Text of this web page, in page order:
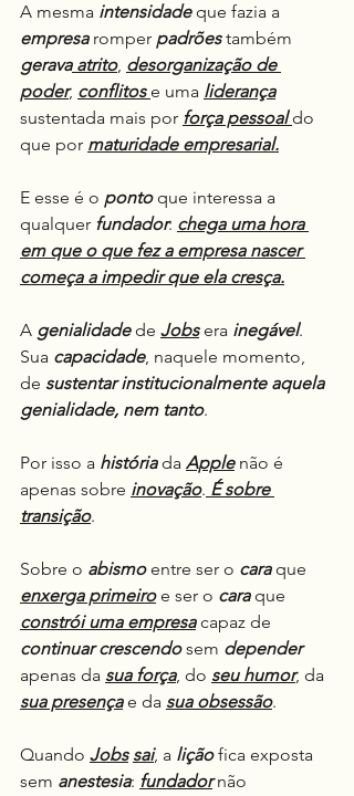
A mesma intensidade que fazia a
empresa romper padrões também
gerava atrito, desorganização de
poder, conflitos e uma liderança
sustentada mais por força pessoal do
que por maturidade empresarial.
E esse é o ponto que interessa a
qualquer fundador: chega uma hora
em que o que fez a empresa nascer
começa a impedir que ela cresça.
A genialidade de Jobs era inegável.
Sua capacidade, naquele momento,
de sustentar institucionalmente aquela
genialidade, nem tanto.
Por isso a história da Apple não é
apenas sobre inovação. É sobre
transição.
Sobre o abismo entre ser o cara que
enxerga primeiro e ser o cara que
constrói uma empresa capaz de
continuar crescendo sem depender
apenas da sua força, do seu humor, da
sua presença e da sua obsessão.
Quando Jobs sai, a lição fica exposta
sem anestesia: fundador não